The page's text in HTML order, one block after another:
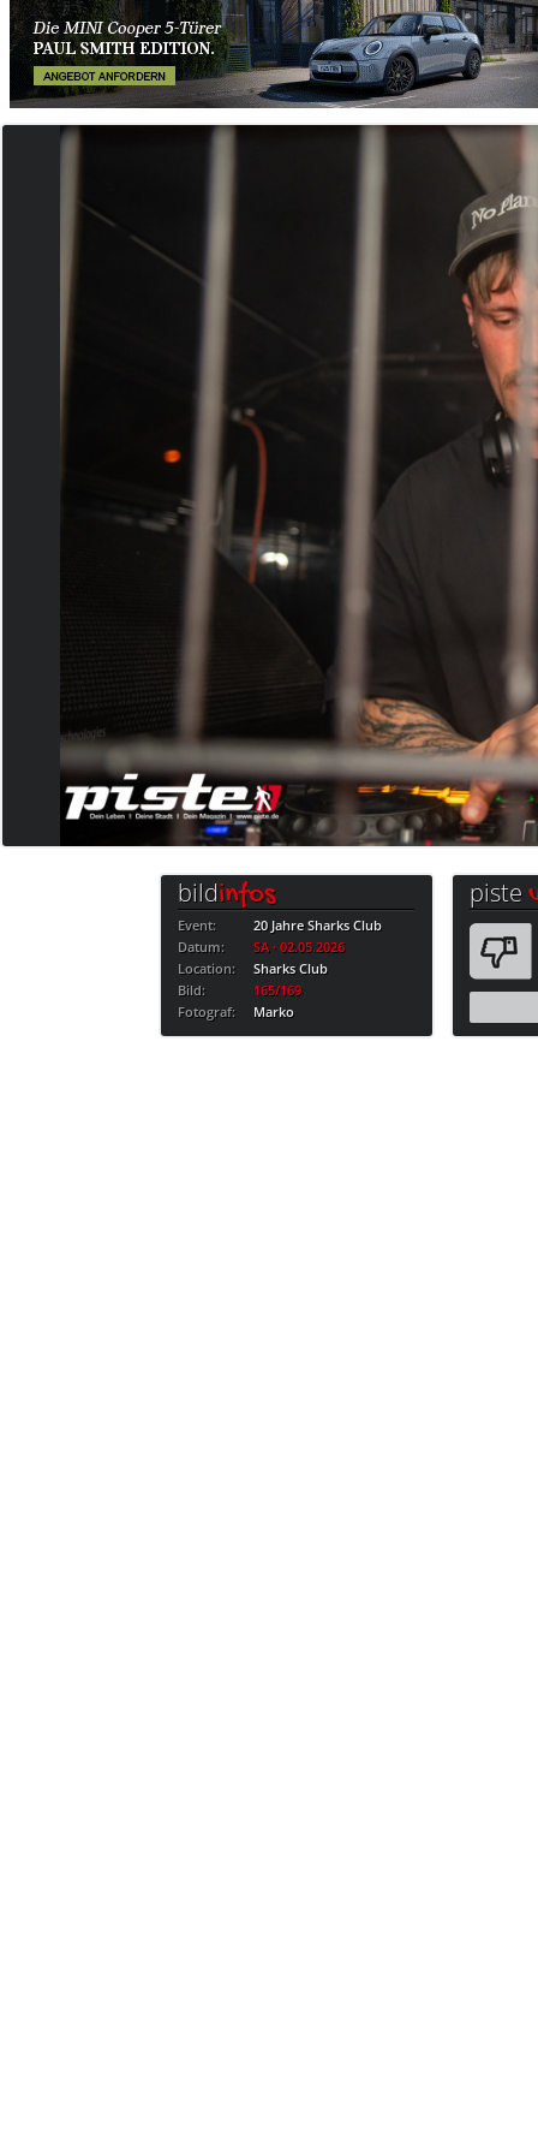
bildinfos
Event:
20 Jahre Sharks Club
Datum:
SA · 02.05.2026
Location:
Sharks Club
Bild:
165/169
Fotograf:
Marko
piste